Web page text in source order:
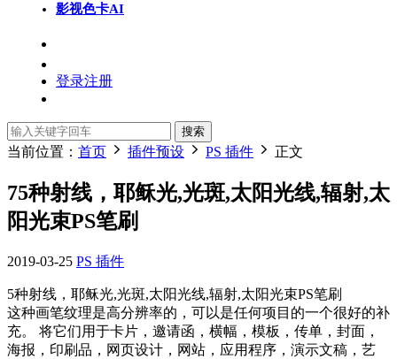
影视色卡AI
登录注册
搜索
当前位置： 首页 插件预设 PS 插件 正文
75种射线，耶稣光,光斑,太阳光线,辐射,太
阳光束PS笔刷
2019-03-25 PS 插件
5种射线，耶稣光,光斑,太阳光线,辐射,太阳光束PS笔刷
这种画笔纹理是高分辨率的，可以是任何项目的一个很好的补
充。 将它们用于卡片，邀请函，横幅，模板，传单，封面，
海报，印刷品，网页设计，网站，应用程序，演示文稿，艺